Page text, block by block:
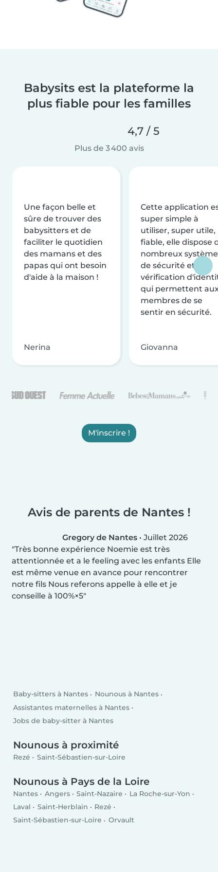
Babysits est la plateforme la
plus fiable pour les familles
4,7 / 5
Plus de 3 400 avis
Une façon belle et
sûre de trouver des
babysitters et de
faciliter le quotidien
des mamans et des
papas qui ont besoin
d'aide à la maison !
Nerina
Cette application
super simple à
utiliser, super utile,
fiable, elle dispose
nombreux
de sécurité et de
vérification
qui permettent
membres de se
sentir en sécurité.
Giovanna
M'inscrire !
Avis de parents de Nantes !
Gregory de Nantes • Juillet 2026
Très bonne expérience Noemie est très
attentionnée et a le feeling avec les enfants Elle
est même venue en avance pour rencontrer
notre fils Nous referons appelle à elle et je
conseille à 100%×5
Baby-sitters à Nantes
Nounous à Nantes
Assistantes maternelles à Nantes
Jobs de baby-sitter à Nantes
Nounous à proximité
Rezé Saint-Sébastien-sur-Loire
Nounous à Pays de la Loire
Nantes Angers Saint-Nazaire
La Roche-sur-Yon
Laval
Saint-Herblain
Rezé
Saint-Sébastien-sur-Loire
Orvault